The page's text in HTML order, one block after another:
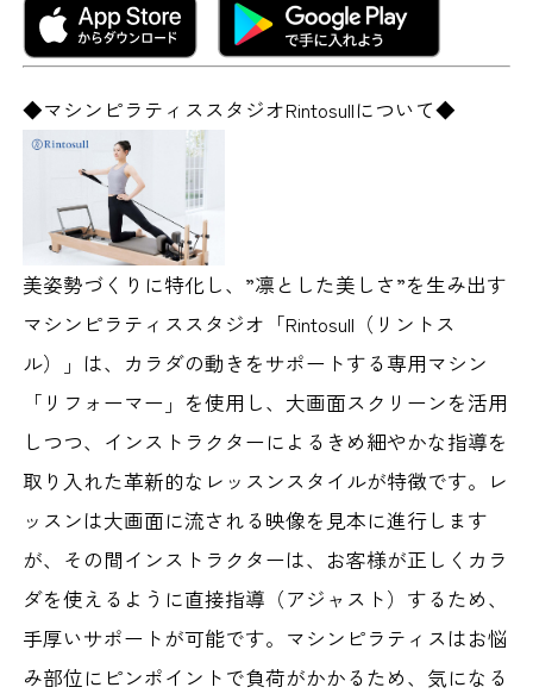
◆マシンピラティススタジオRintosullについて◆
美姿勢づくりに特化し、”凛とした美しさ”を生み出す
マシンピラティススタジオ「Rintosull（リントス
ル）」は、カラダの動きをサポートする専用マシン
「リフォーマー」を使用し、大画面スクリーンを活用
しつつ、インストラクターによるきめ細やかな指導を
取り入れた革新的なレッスンスタイルが特徴です。レ
ッスンは大画面に流される映像を見本に進行します
が、その間インストラクターは、お客様が正しくカラ
ダを使えるように直接指導（アジャスト）するため、
手厚いサポートが可能です。マシンピラティスはお悩
み部位にピンポイントで負荷がかかるため、気になる